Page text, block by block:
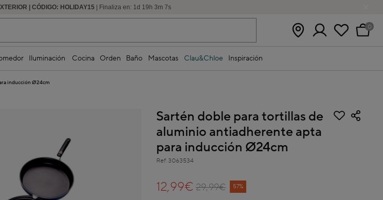
| CÓDIGO: HOLIDAY15 | Finaliza en: 1d 19 h 3m 6s
DESCUENTO | SEGUNDAS REBAJAS
0
Iluminación Cocina Orden Baño Mascotas Clau&Chloe Inspiración
inducción Ø24cm
Sartén doble para tortillas de
aluminio antiadherente apta
para inducción Ø24cm
Ref. 3063534
Price reduced from
29,99€
to 57%
12,99€